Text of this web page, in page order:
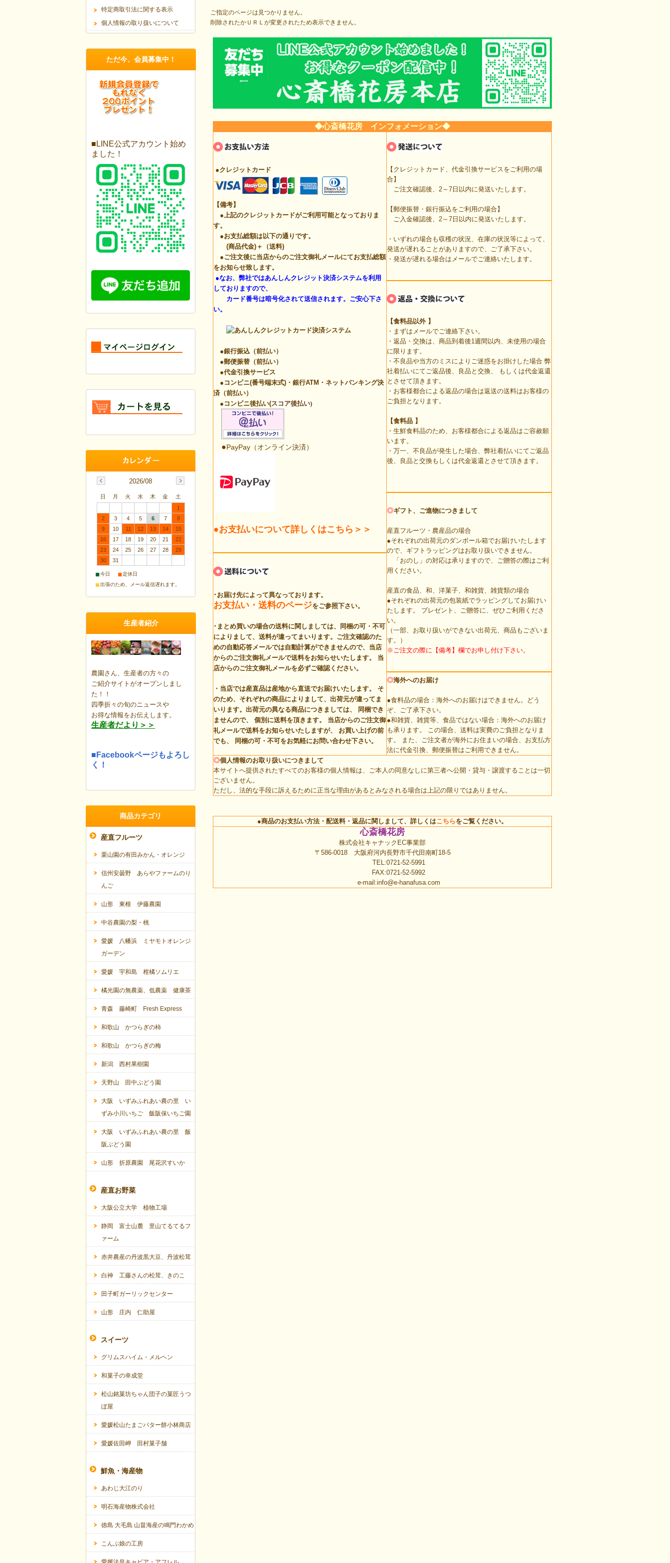
ご指定のページは見つかりません。
削除されたかＵＲＬが変更されたため表示できません。
◆心斎橋花房 インフォメーション◆
●クレジットカード
【備考】
●上記のクレジットカードがご利用可能となっておりま
す。
●お支払総額は以下の通りです。
(商品代金)＋（送料)
●ご注文後に当店からのご注文御礼メールにてお支払総額
をお知らせ致します。
●なお、弊社ではあんしんクレジット決済システムを利用
しておりますので、
カード番号は暗号化されて送信されます。ご安心下さ
い。
●銀行振込（前払い）
●郵便振替（前払い）
●代金引換サービス
●コンビニ(番号端末式)・銀行ATM・ネットバンキング決
済（前払い）
●コンビニ後払い(スコア後払い)
●PayPay（オンライン決済）
●お支払いについて詳しくはこちら＞＞
･お届け先によって異なっております。
お支払い・送料のページをご参照下さい。
･まとめ買いの場合の送料に関しましては、同梱の可・不可
によりまして、送料が違ってまいります。ご注文確認のた
めの自動応答メールでは自動計算ができませんので、当店
からのご注文御礼メールで送料をお知らせいたします。 当
店からのご注文御礼メールを必ずご確認ください。
・当店では産直品は産地から直送でお届けいたします。 そ
のため、それぞれの商品によりまして、出荷元が違ってま
いります。 出荷元の異なる商品につきましては、 同梱でき
ませんので、 個別に送料を頂きます。
当店からのご注文御
礼メールで送料をお知らせいたしますが、 お買い上げの前
でも、 同梱の可・不可をお気軽にお問い合わせ下さい。
【クレジットカード、代金引換サービスをご利用の場
合】
ご注文確認後、2～7日以内に発送いたします。
【郵便振替・銀行振込をご利用の場合】
ご入金確認後、2～7日以内に発送いたします。
・いずれの場合も収穫の状況、在庫の状況等によって、
発送が遅れることがありますので、ご了承下さい。
・発送が遅れる場合はメールでご連絡いたします。
【食料品以外 】
・まずはメールでご連絡下さい。
・返品・交換は、商品到着後1週間以内、未使用の場合
に限ります。
・不良品や当方のミスによりご迷惑をお掛けした場合 弊
社着払いにてご返品後、良品と交換、 もしくは代金返還
とさせて頂きます。
・お客様都合による返品の場合は返送の送料はお客様の
ご負担となります。
【食料品 】
・生鮮食料品のため、お客様都合による返品はご容赦願
います。
・万一、不良品が発生した場合、弊社着払いにてご返品
後、良品と交換もしくは代金返還とさせて頂きます。
◎ギフト、ご進物につきまして
産直フルーツ・農産品の場合
●それぞれの出荷元のダンボール箱でお届けいたします
ので、ギフトラッピングはお取り扱いできません。
「おのし」の対応は承りますので、ご贈答の際はご利
用ください。
産直の食品、和、洋菓子、和雑貨、雑貨類の場合
●それぞれの出荷元の包装紙でラッピングしてお届けい
たします。 プレゼント、ご贈答に、ぜひご利用くださ
い。
（一部、お取り扱いができない出荷元、商品もございま
す。）
※ご注文の際に【備考】欄でお申し付け下さい。
◎海外へのお届け
●食料品の場合：海外へのお届けはできません。どう
ぞ、ご了承下さい。
●和雑貨、雑貨等、食品ではない場合：海外へのお届け
も承ります。 この場合、送料は実費のご負担となりま
す。 また、ご注文者が海外にお住まいの場合、お支払方
法に代金引換、郵便振替はご利用できません。
◎個人情報のお取り扱いにつきまして
本サイトへ提供されたすべてのお客様の個人情報は、ご本人の同意なしに第三者へ公開・貸与・譲渡することは一切
ございません。
ただし、法的な手段に訴えるために正当な理由があるとみなされる場合は上記の限りではありません。
●商品のお支払い方法・配送料・返品に関しまして、詳しくはこちらをご覧ください。
心斎橋花房
株式会社キャナックEC事業部
〒586-0018 大阪府河内長野市千代田南町18-5
TEL:0721-52-5991
FAX:0721-52-5992
e-mail:info@e-hanafusa.com
特定商取引法に関する表示
個人情報の取り扱いについて
ただ今、会員募集中！
■LINE公式アカウント始め
ました！
2026/08
日 月 火 水 木 金
土
1
2
3 4 5 6 7
8
9
10 11 12 13 14
15
16
17 18 19 20 21
22
23
24 25 26 27 28
29
30
31
■今日 ■定休日
■出張のため、メール返信遅れます。
生産者紹介
農園さん、生産者の方々の
ご紹介サイトがオープンしまし
た！！
四季折々の旬のニュースや
お得な情報をお伝えします。
生産者だより＞＞
■Facebookページもよろし
く！
商品カテゴリ
産直フルーツ
栗山園の有田みかん・オレンジ
信州安曇野 あらやファームのり
んご
山形 東根 伊藤農園
中谷農園の梨・桃
愛媛 八幡浜 ミヤモトオレンジ
ガーデン
愛媛 宇和島 柑橘ソムリエ
橘光園の無農薬、低農薬 健康茶
青森 藤崎町 Fresh Express
和歌山 かつらぎの柿
和歌山 かつらぎの梅
新潟 西村果樹園
天野山 田中ぶどう園
大阪 いずみふれあい農の里 い
ずみ小川いちご 飯阪保いちご園
大阪 いずみふれあい農の里 飯
阪ぶどう園
山形 折原農園 尾花沢すいか
産直お野菜
大阪公立大学 植物工場
静岡 富士山麓 里山てるてるフ
ァーム
赤井農産の丹波黒大豆、丹波松茸
白神 工藤さんの松茸、きのこ
田子町ガーリックセンター
山形 庄内 仁助屋
スイーツ
グリムスハイム・メルヘン
和菓子の幸成堂
松山銘菓坊ちゃん団子の菓匠うつ
ぼ屋
愛媛松山たまごバター餅小林商店
愛媛佐田岬 田村菓子舗
鮮魚・海産物
あわじ大江のり
明石海産物株式会社
徳島 大毛島 山畠海産の鳴門わかめ
こんぶ娘の工房